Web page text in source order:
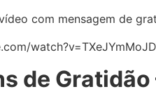
com mensagem de
de